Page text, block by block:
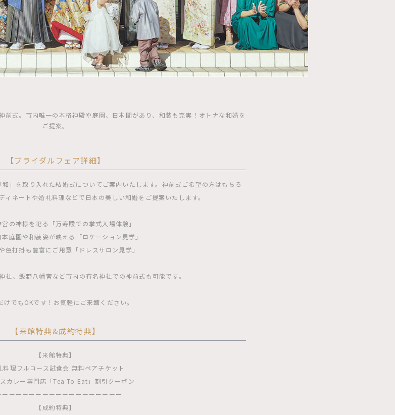
前式。市内唯一の本格神殿や庭園、日本間があり、和装も充実！オトナな和婚を
ご提案。
【ブライダルフェア詳細】
」を取り入れた結婚式についてご案内いたします。神前式ご希望の方はもちろ
ィネートや婚礼料理などで日本の美しい和婚をご提案いたします。
の神様を祀る「万寿殿での挙式入場体験」
庭園や和装姿が映える「ロケーション見学」
色打掛も豊富にご用意「ドレスサロン見学」
、飯野八幡宮など市内の有名神社での神前式も可能です。
けでもOKです！お気軽にご来館ください。
【来館特典&成約特典】
【来館特典】
料理フルコース試食会 無料ペアチケット
スカレー専門店「Tea To Eat」割引クーポン
ーーーーーーーーーーーーーーーーーー
【成約特典】